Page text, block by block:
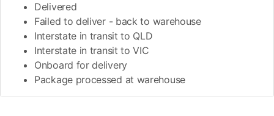
Delivered
Failed to deliver - back to warehouse
Interstate in transit to QLD
Interstate in transit to VIC
Onboard for delivery
Package processed at warehouse